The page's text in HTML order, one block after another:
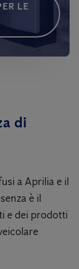
LE
di
a Aprilia e il
è il
e dei prodotti